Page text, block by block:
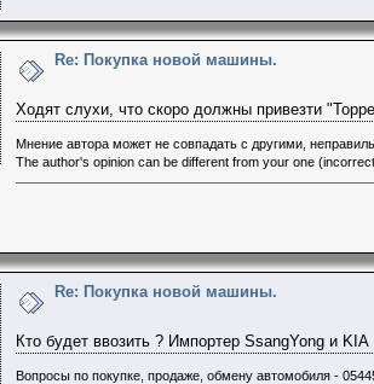
Re: Покупка новой машины.
Ходят слухи, что скоро должны привезти
Мнение автора может не совпадать с другими,
The author's opinion can be different from your one
Re: Покупка новой машины.
Кто будет ввозить ? Импортер SsangYong и
Вопросы по покупке, продаже, обмену автомобиля -